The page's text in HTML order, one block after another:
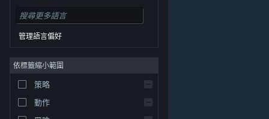
權人在美國與其它國家（地區）之財產。
Cookie
管理語言偏好
依標籤縮小範圍
策略
動作